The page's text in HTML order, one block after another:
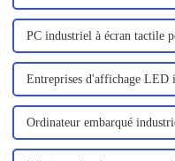
PC industriel à écran tactile
Entreprises d'affichage LED
Ordinateur embarqué